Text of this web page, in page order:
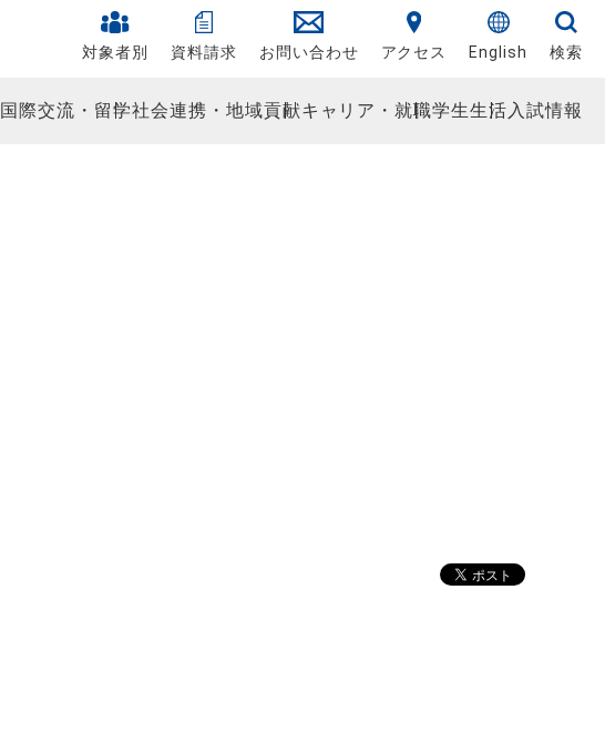
対象者別 資料請求 お問い合わせ アクセス English 検索
国際交流・留学社会連携・地域貢献キャリア・就職学生生活入試情報